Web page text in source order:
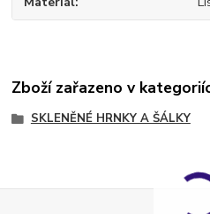
Zboží zařazeno v
SKLENĚNÉ HRNKY A ŠÁLKY